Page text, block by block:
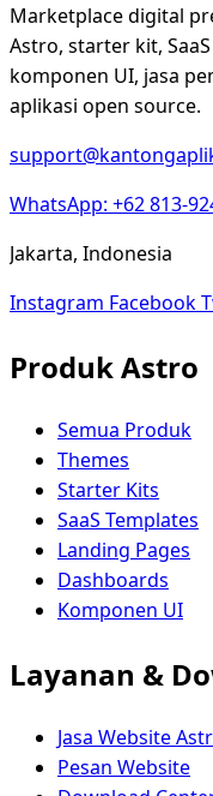
Marketplace digital
Astro, starter kit,
komponen UI, jasa
aplikasi open source.
WhatsApp: +62 813-
Jakarta, Indonesia
Instagram Facebook
Produk Astro
Semua Produk
Themes
Starter Kits
SaaS Templates
Landing Pages
Dashboards
Komponen UI
Layanan &
Jasa Website
Pesan Website